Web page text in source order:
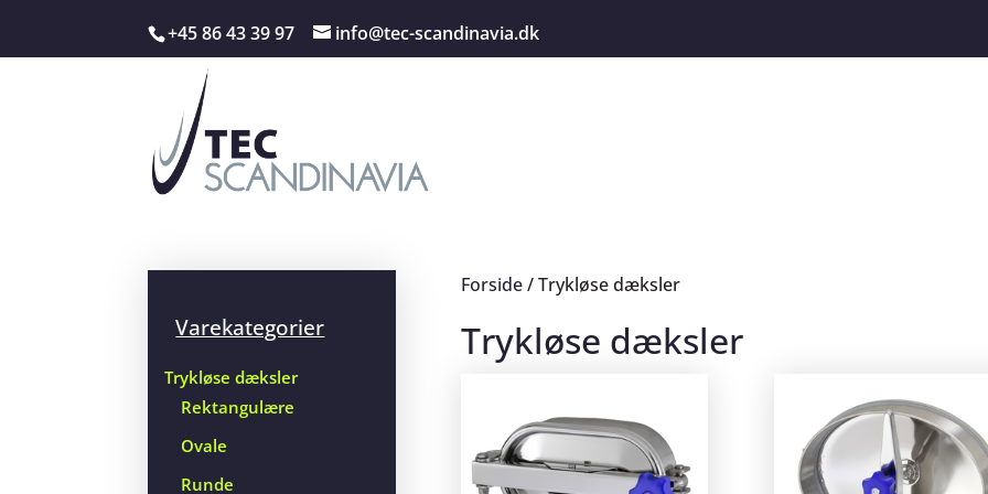
+45 86 43 39 97 info@tec-scandinavia.dk
Forside/ Trykløse dæksler
Trykløse dæksler
Varekategorier
Trykløse dæksler
Rektangulære
Ovale
Runde